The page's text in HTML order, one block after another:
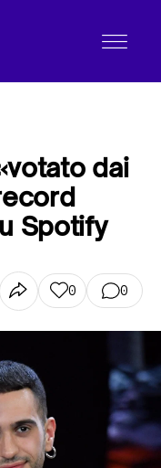
dai
Spotify
0 0